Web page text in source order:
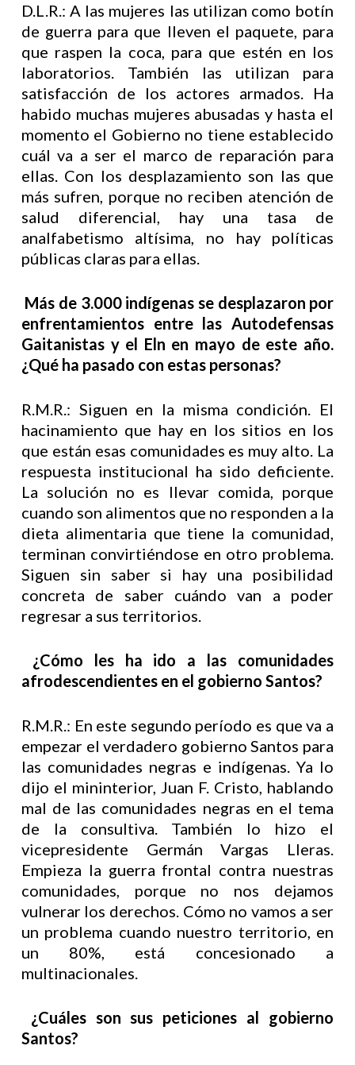
D.L.R.: A las mujeres las utilizan como botín
de guerra para que lleven el paquete, para
que raspen la coca, para que estén en los
laboratorios. También las utilizan para
satisfacción de los actores armados. Ha
habido muchas mujeres abusadas y hasta el
momento el Gobierno no tiene establecido
cuál va a ser el marco de reparación para
ellas. Con los desplazamiento son las que
más sufren, porque no reciben atención de
salud diferencial, hay una tasa de
analfabetismo altísima, no hay políticas
públicas claras para ellas.
Más de 3.000 indígenas se desplazaron por
enfrentamientos entre las Autodefensas
Gaitanistas y el Eln en mayo de este año.
¿Qué ha pasado con estas personas?
R.M.R.: Siguen en la misma condición. El
hacinamiento que hay en los sitios en los
que están esas comunidades es muy alto. La
respuesta institucional ha sido deficiente.
La solución no es llevar comida, porque
cuando son alimentos que no responden a la
dieta alimentaria que tiene la comunidad,
terminan convirtiéndose en otro problema.
Siguen sin saber si hay una posibilidad
concreta de saber cuándo van a poder
regresar a sus territorios.
¿Cómo les ha ido a las comunidades
afrodescendientes en el gobierno Santos?
R.M.R.: En este segundo período es que va a
empezar el verdadero gobierno Santos para
las comunidades negras e indígenas. Ya lo
dijo el mininterior, Juan F. Cristo, hablando
mal de las comunidades negras en el tema
de la consultiva. También lo hizo el
vicepresidente Germán Vargas Lleras.
Empieza la guerra frontal contra nuestras
comunidades, porque no nos dejamos
vulnerar los derechos. Cómo no vamos a ser
un problema cuando nuestro territorio, en
un 80%, está concesionado a
multinacionales.
¿Cuáles son sus peticiones al gobierno
Santos?